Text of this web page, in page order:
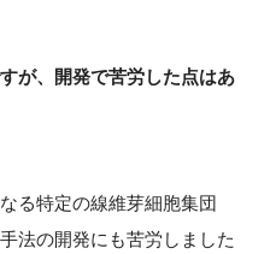
が、開発で苦労した点はあ
る特定の線維芽細胞集団
法の開発にも苦労しました